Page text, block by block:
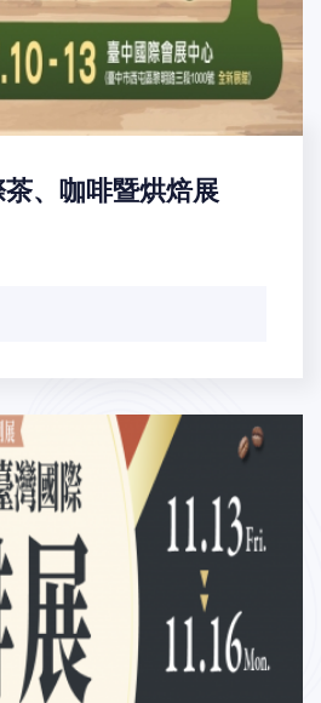
、咖啡暨烘焙展